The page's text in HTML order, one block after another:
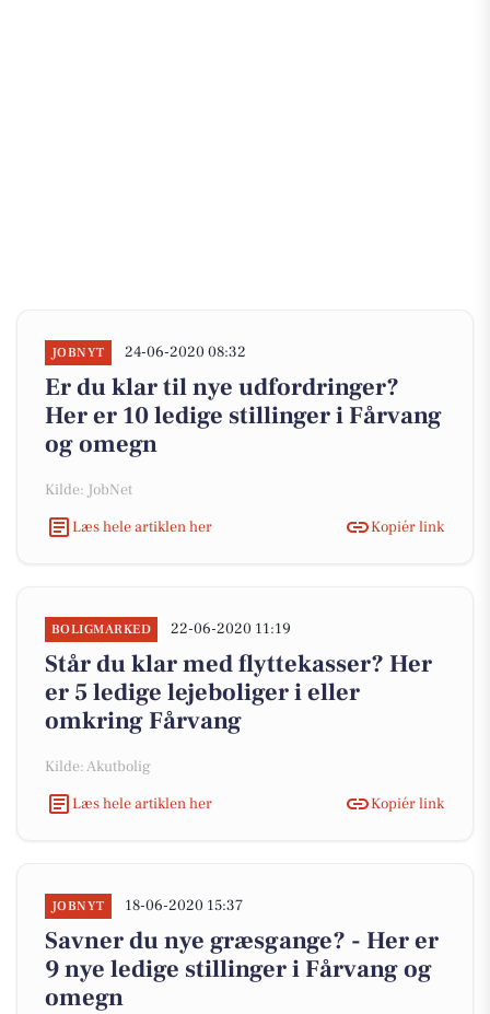
JOBNYT 24-06-2020 08:32
Er du klar til nye udfordringer?
Her er 10 ledige stillinger i Fårvang
og omegn
Kilde: JobNet
Læs hele artiklen her
Kopiér link
BOLIGMARKED 22-06-2020 11:19
Står du klar med flyttekasser? Her
er 5 ledige lejeboliger i eller
omkring Fårvang
Kilde: Akutbolig
Læs hele artiklen her
Kopiér link
JOBNYT 18-06-2020 15:37
Savner du nye græsgange? - Her er
9 nye ledige stillinger i Fårvang og
omegn